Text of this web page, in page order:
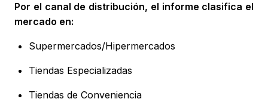
Por el canal de distribución, el informe clasifica el
mercado en:
Supermercados/Hipermercados
Tiendas Especializadas
Tiendas de Conveniencia